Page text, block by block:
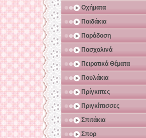
Οχήματα
Παιδάκια
Παράδοση
Πασχαλινά
Πειρατικά Θέματα
Πουλάκια
Πρίγκιπες
Πριγκίπισσες
Σπιτάκια
Σπορ